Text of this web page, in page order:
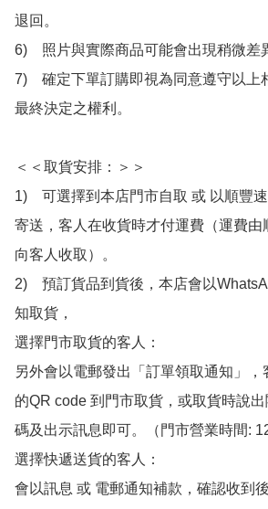
退回。
6)　照片與實際商品可能會出現稍微差
7)　確定下單訂購即視為同意遵守以上
最終決定之權利。
＜＜取貨安排：＞＞
1)　可選擇到本店門市自取 或 以順豐
寄送，客人在收貨時才付運費（運費由
向客人收取）。
2)　預訂貨品到貨後，本店會以
知取貨，
選擇門市取貨的客人：
另外會以電郵發出「訂單領取通知」
的QR code 到門市取貨，或取貨時說
碼及出示訊息即可。（門市營業時間:
選擇快遞送貨的客人：
會以訊息 或 電郵通知補款，確認收到